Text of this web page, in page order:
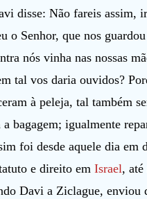
disse: Não fareis assim,
o Senhor, que nos
nós vinha nas nossas
tal vos daria ouvidos?
à peleja, tal também
bagagem; igualmente
foi desde aquele dia em
e direito em Israel,
Davi a Ziclague, enviou